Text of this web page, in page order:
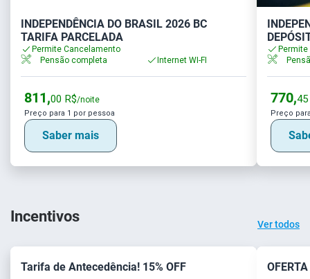
INDEPENDÊNCIA DO BRASIL 2026 BC
TARIFA PARCELADA
Permite Cancelamento
Pensão completa
Internet WI-FI
811,00 R$/noite
Preço para 1 por pessoa
Saber mais
770,45
Preço
Incentivos Ver todos
Tarifa de Antecedência! 15% OFF